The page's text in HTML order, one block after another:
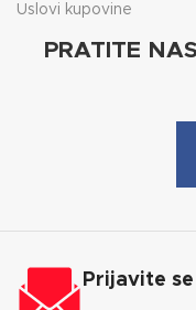
Uslovi kupovine
PRATITE
Prijavite